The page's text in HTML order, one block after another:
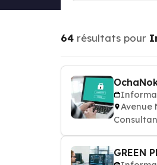
64 résultats pour
Avenue
GREEN